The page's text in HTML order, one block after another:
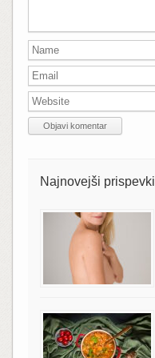
Najnovejši prispevki